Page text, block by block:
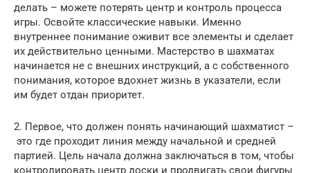
делать – можете потерять центр и контроль процесса
игры. Освойте классические навыки. Именно
внутреннее понимание оживит все элементы и сделает
их действительно ценными. Мастерство в шахматах
начинается не с внешних инструкций, а с собственного
понимания, которое вдохнет жизнь в указатели, если
им будет отдан приоритет.
2. Первое, что должен понять начинающий шахматист –
это где проходит линия между начальной и средней
партией. Цель начала должна заключаться в том, чтобы
контролировать центр доски и продвигать свои фигуры